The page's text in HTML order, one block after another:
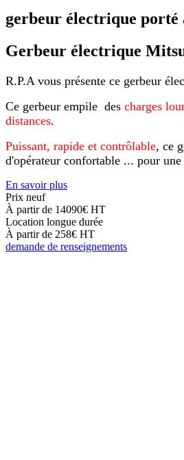
gerbeur électrique porté
Gerbeur électrique
R.P.A vous présente ce gerbeur
Ce gerbeur empile des charges
distances.
Puissant, rapide et contrôlable, ce
d'opérateur confortable ... pour une
En savoir plus
Prix neuf
À partir de 14090€ HT
Location longue durée
À partir de 258€ HT
demande de renseignements